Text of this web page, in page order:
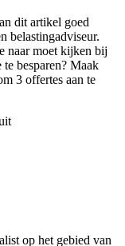
dit artikel goed
belastingadviseur.
naar moet kijken bij
besparen? Maak
3 offertes aan te
op het gebied van